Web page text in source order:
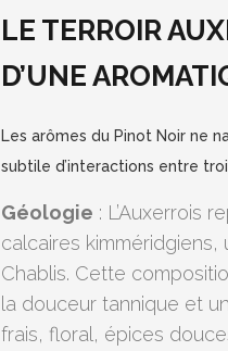
LE TERROIR
D’UNE
Les arômes du Pinot Noir ne
subtile d’interactions entre
Géologie : L’Auxerrois
calcaires
Chablis. Cette
la douceur tannique et
frais, floral, épices